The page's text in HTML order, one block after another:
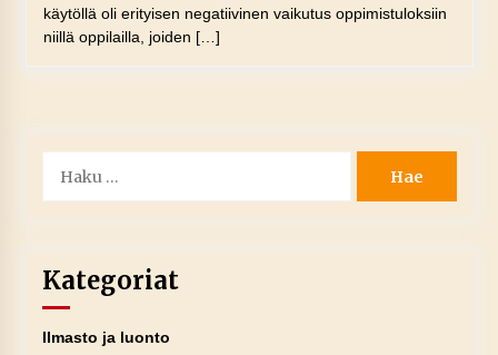
käytöllä oli erityisen negatiivinen vaikutus oppimistuloksiin
niillä oppilailla, joiden […]
Kategoriat
Ilmasto ja luonto